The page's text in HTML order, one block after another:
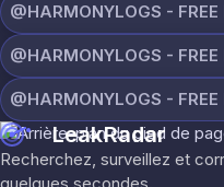
LeakRadar
Recherchez, surveillez et